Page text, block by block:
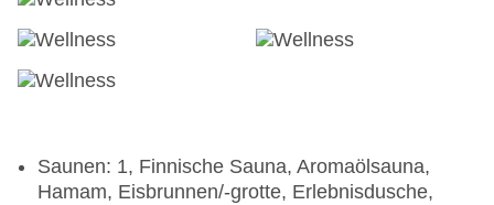
Saunen: 1, Finnische Sauna, Aromaölsauna,
Hamam, Eisbrunnen/-grotte, Erlebnisdusche,